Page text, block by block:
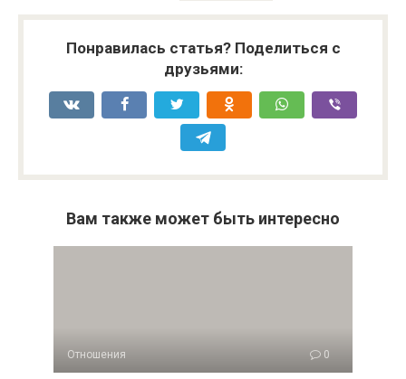
Понравилась статья? Поделиться с
друзьями:
Вам также может быть интересно
Отношения 0